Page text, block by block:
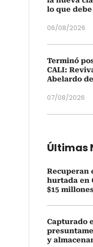
lo que
06/08/2026
Terminó
CALI:
Abelardo
07/08/2026
Últimas
Recuperan
hurtada en
$15
Capturado
y